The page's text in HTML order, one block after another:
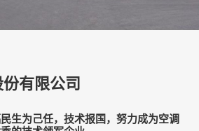
有限公司
生为己任，技术报国，努力成为空调